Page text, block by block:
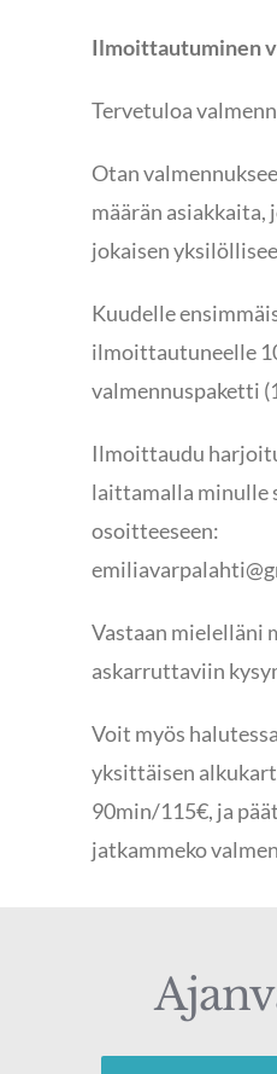
Ilmoittautuminen
Tervetuloa
Otan
määrän
jokaisen
Kuudelle
ilmoittautuneelle
valmennuspaketti
Ilmoittaudu
laittamalla minulle
osoitteeseen:
Vastaan mielelläni
askarruttaviin
Voit myös
yksittäisen
90min/115€, ja
jatkammeko